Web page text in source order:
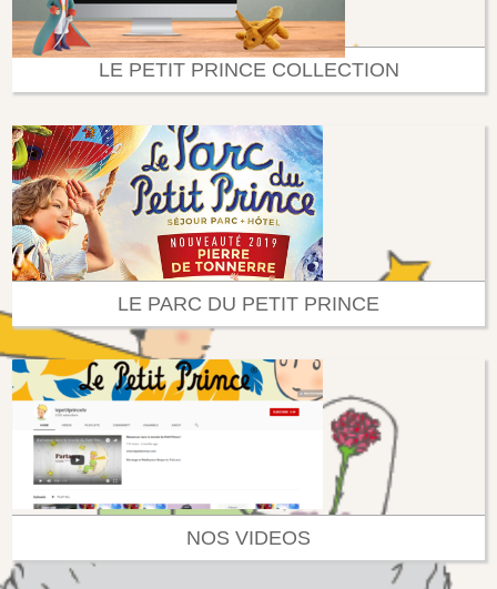
LE PETIT PRINCE COLLECTION
LE PARC DU PETIT PRINCE
NOS VIDEOS